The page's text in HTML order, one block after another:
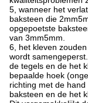
5, wanneer het
baksteen die
opgepoetste
van 3mm5mm.
6, het kleven
wordt
de tegels en de het
bepaalde hoek
richting met de
baksteen en de het